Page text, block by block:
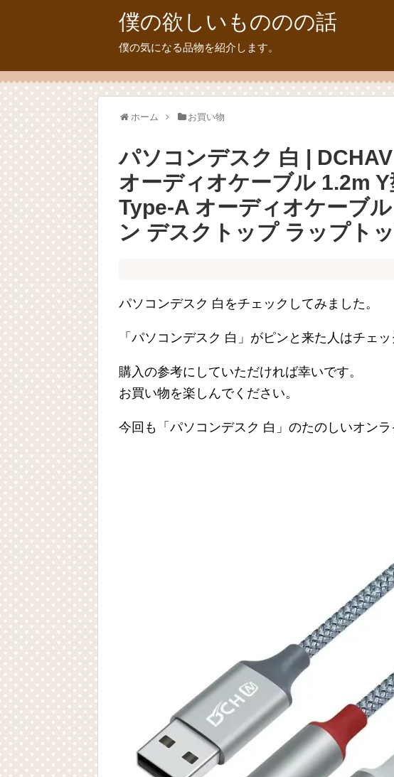
僕の欲しいもののの話
僕の気になる品物を紹介します。
ホーム お買い物
パソコンデスク 白 |
オーディオケーブル 1.2m
Type-A オーディオケーブ
ン デスクトップ ラップト
パソコンデスク 白をチェックしてみました。
「パソコンデスク 白」がピンと来た人はチェ
購入の参考にしていただければ幸いです。
お買い物を楽しんでください。
今回も「パソコンデスク 白」のたのしいオンラ